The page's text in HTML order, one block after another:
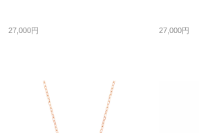
27,000円 27,000円